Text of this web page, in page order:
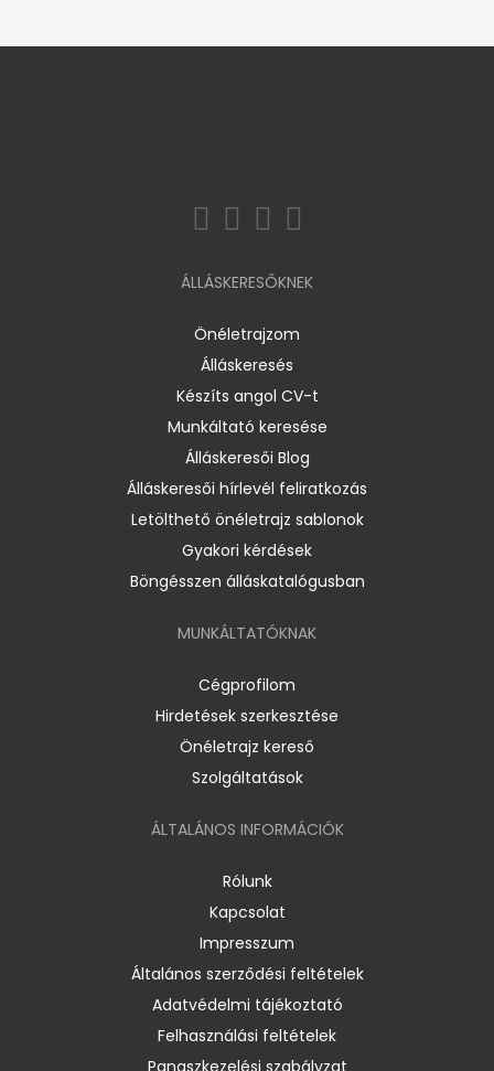
ÁLLÁSKERESŐKNEK
Önéletrajzom
Álláskeresés
Készíts angol CV-t
Munkáltató keresése
Álláskeresői Blog
Álláskeresői hírlevél feliratkozás
Letölthető önéletrajz sablonok
Gyakori kérdések
Böngésszen álláskatalógusban
MUNKÁLTATÓKNAK
Cégprofilom
Hirdetések szerkesztése
Önéletrajz kereső
Szolgáltatások
ÁLTALÁNOS INFORMÁCIÓK
Rólunk
Kapcsolat
Impresszum
Általános szerződési feltételek
Adatvédelmi tájékoztató
Felhasználási feltételek